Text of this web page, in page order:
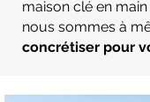
maison clé en
nous sommes à
concrétiser pour